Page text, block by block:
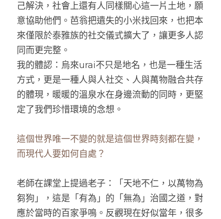
己解決，社會上還有人同樣關心這一片土地，願
意協助他們。芭翁把遺失的小米找回來，也把本
來僅限於泰雅族的社交儀式擴大了，讓更多人認
同而更完整。
我的體認：烏來urai不只是地名，也是一種生活
方式，更是一種人與人社交、人與萬物融合共存
的體現，暖暖的溫泉水在身邊流動的同時，更堅
定了我們珍惜環境的念想。
這個世界唯一不變的就是這個世界時刻都在變，
而現代人要如何自處？
老師在課堂上提過老子：「天地不仁，以萬物為
芻狗」，這是「有為」的「無為」治國之道，對
應於當時的百家爭鳴。反觀現在好似當年，很多